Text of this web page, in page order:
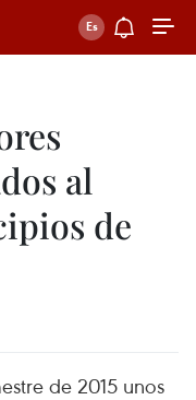
al
de
de 2015 unos